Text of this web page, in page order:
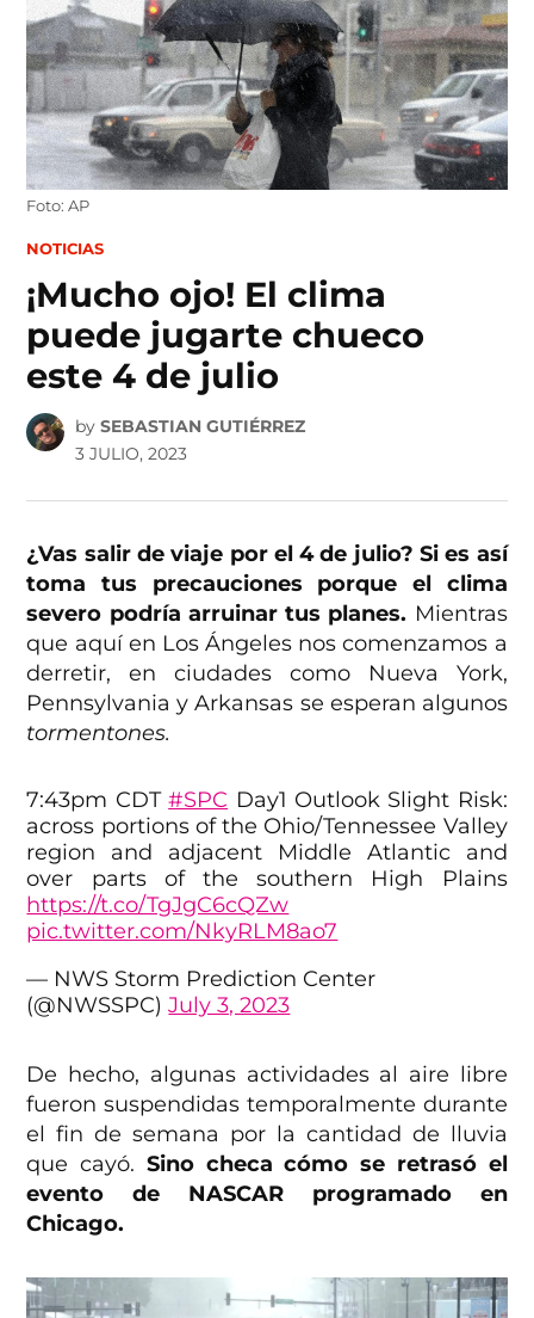
Foto: AP
POSTED
NOTICIAS
¡Mucho ojo! El clima
puede jugarte chueco
este 4 de julio
by SEBASTIAN GUTIÉRREZ
3 JULIO, 2023
¿Vas salir de viaje por el 4 de julio? Si es así
toma tus precauciones porque el clima
severo podría arruinar tus planes. Mientras
que aquí en Los Ángeles nos comenzamos a
derretir, en ciudades como Nueva York,
Pennsylvania y Arkansas se esperan algunos
tormentones.
7:43pm CDT#SPC Day1 Outlook Slight Risk:
across portions of the Ohio/Tennessee Valley
region and adjacent Middle Atlantic and
over parts of the southern High Plains
https://t.co/TgJgC6cQZw
pic.twitter.com/NkyRLM8ao7
— NWS Storm Prediction Center
(@NWSSPC)July 3, 2023
De hecho, algunas actividades al aire libre
fueron suspendidas temporalmente durante
el fin de semana por la cantidad de lluvia
que cayó. Sino checa cómo se retrasó el
evento de NASCAR programado en
Chicago.